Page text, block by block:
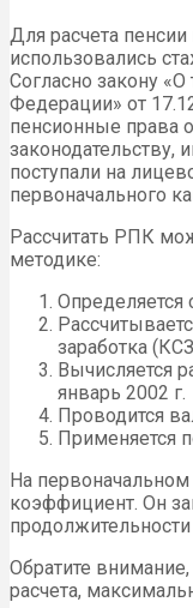
Для расчета пенсии
использовались
Согласно закону
Федерации» от
пенсионные права
законодательству,
поступали на
первоначального
Рассчитать РПК
методике:
заработка
Вычисляется
январь 2002 г.
Проводится
Применяется
На
коэффициент. Он
Обратите внимание,
расчета,